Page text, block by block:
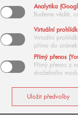
Analytika
Budeme vědět,
Virtuální
Virtuální
přímo do stránek
Přímý přenos
Přímý přenos z
dražebního